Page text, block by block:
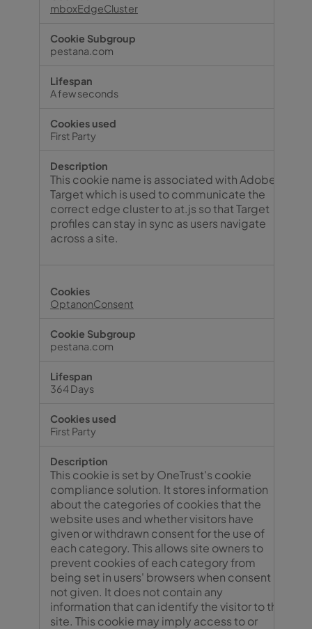
mboxEdgeCluster
pestana.com
A few seconds
First Party
This cookie name is associated with Adobe
Target which is used to communicate the
correct edge cluster to at.js so that Target
profiles can stay in sync as users navigate
across a site.
OptanonConsent
pestana.com
364 Days
First Party
This cookie is set by OneTrust's cookie
compliance solution. It stores information
about the categories of cookies that the
website uses and whether visitors have
given or withdrawn consent for the use of
each category. This allows site owners to
prevent cookies of each category from
being set in users' browsers when consent is
not given. It does not contain any
information that can identify the visitor to the
site. This cookie may imply access to or